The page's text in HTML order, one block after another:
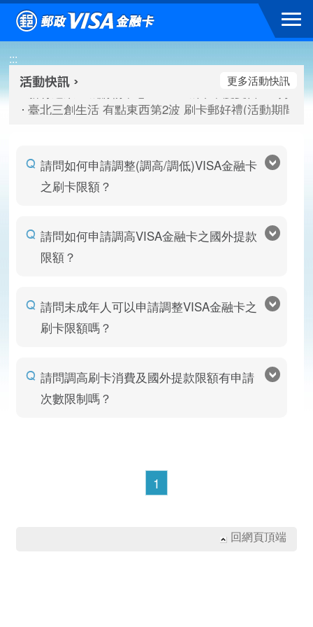
跳到主要內容區塊
:::
新竹遠東巨城購物中心 2026巨城年中慶夏日BIG好刷(
桃園大江國際購物中心 好饗去大江檔期(活動期間：
新竹遠東巨城購物中心 2026巨城年中慶夏日BIG好刷(
臺北三創生活 有點東西第2波 刷卡郵好禮(活動期間：
更多活動快訊
請問如何申請調整(調高/調低)VISA金融卡
之刷卡限額？
請問如何申請調高VISA金融卡之國外提款
限額？
請問未成年人可以申請調整VISA金融卡之
刷卡限額嗎？
請問調高刷卡消費及國外提款限額有申請
次數限制嗎？
1
回網頁頂端